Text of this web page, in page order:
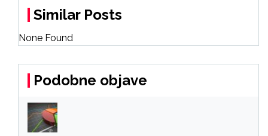
Similar Posts
None Found
Podobne objave